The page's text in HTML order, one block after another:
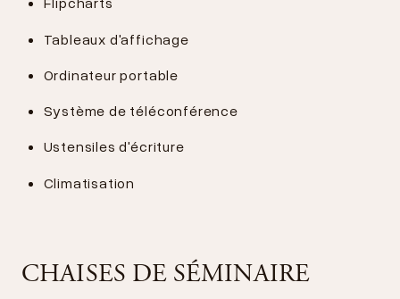
Tableaux d'affichage
Ordinateur portable
Système de téléconférence
Ustensiles d'écriture
Climatisation
CHAISES DE SÉMINAIRE